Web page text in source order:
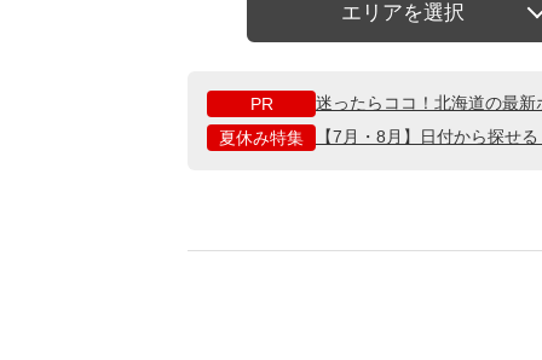
エリアを選択
PR
迷ったらココ！北海道の最
夏休み特集
【7月・8月】日付から探せ